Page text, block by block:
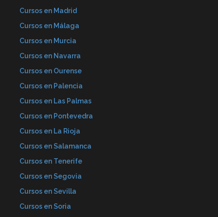
Cursos en Madrid
Cursos en Málaga
Cursos en Murcia
Cursos en Navarra
Cursos en Ourense
Cursos en Palencia
Cursos en Las Palmas
Cursos en Pontevedra
Cursos en La Rioja
Cursos en Salamanca
Cursos en Tenerife
Cursos en Segovia
Cursos en Sevilla
Cursos en Soria